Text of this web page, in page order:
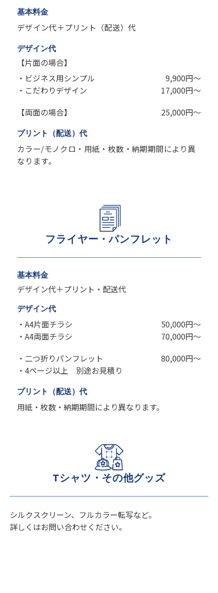
基本料金
デザイン代＋プリント（配送）代
デザイン代
【片面の場合】
・ビジネス用シンプル
9,900円～
・こだわりデザイン
17,000円～
【両面の場合】
25,000円～
プリント（配送）代
カラー/モノクロ・用紙・枚数・納期期間により異
なります。
フライヤー・パンフレット
基本料金
デザイン代＋プリント・配送代
デザイン代
・A4片面チラシ
50,000円～
・A4両面チラシ
70,000円～
・二つ折りパンフレット
80,000円～
・4ページ以上 別途お見積り
プリント（配送）代
用紙・枚数・納期期間により異なります。
Tシャツ・その他グッズ
シルクスクリーン、フルカラー転写など。
詳しくはお問い合わせください。